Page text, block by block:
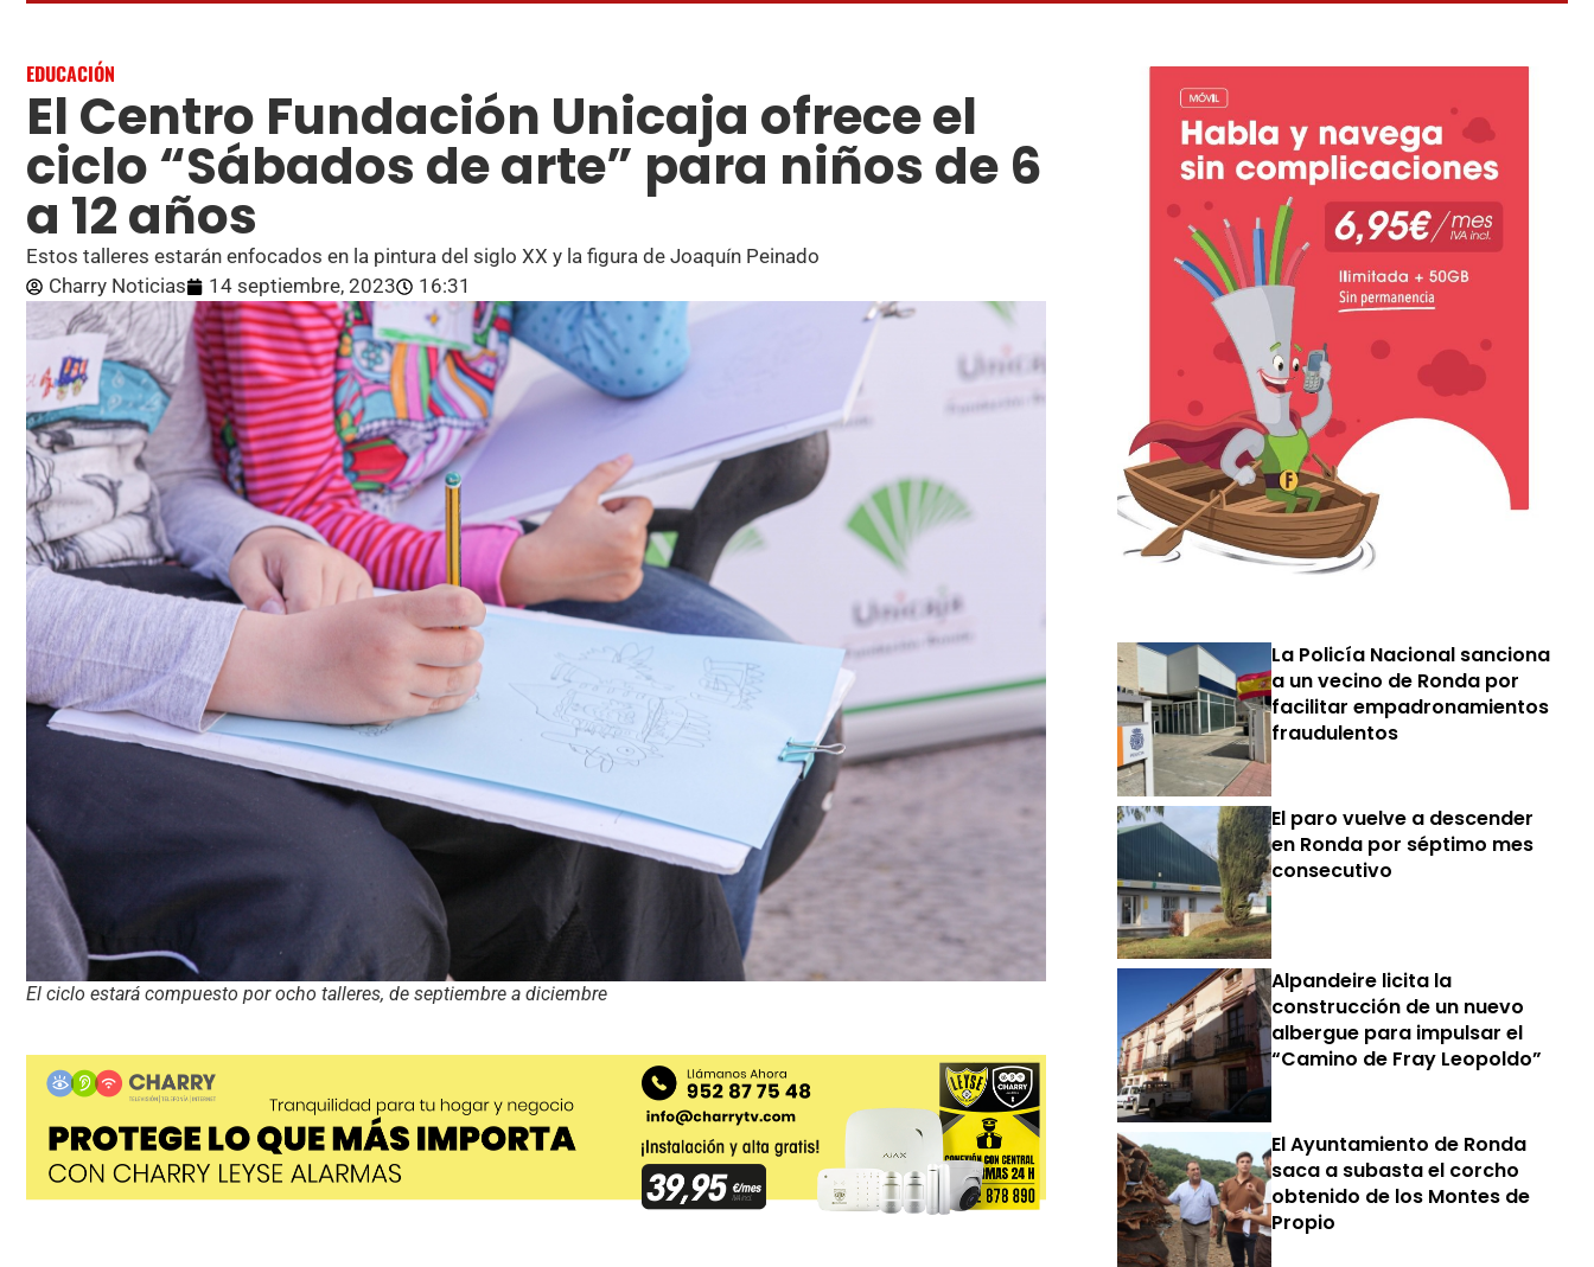
EDUCACIÓN
El Centro Fundación Unicaja ofrece el
ciclo “Sábados de arte” para niños de 6
a 12 años
Estos talleres estarán enfocados en la pintura del siglo XX y la figura de Joaquín Peinado
Charry Noticias
14 septiembre, 2023 16:31
El ciclo estará compuesto por ocho talleres, de septiembre a diciembre
La Policía Nacional sanciona
a un vecino de Ronda por
facilitar empadronamientos
fraudulentos
El paro vuelve a descender
en Ronda por séptimo mes
consecutivo
Alpandeire licita la
construcción de un nuevo
albergue para impulsar el
“Camino de Fray Leopoldo”
El Ayuntamiento de Ronda
saca a subasta el corcho
obtenido de los Montes de
Propio